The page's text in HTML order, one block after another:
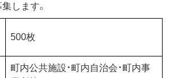
します。
500枚
町内公共施設・町内自治会・町内事